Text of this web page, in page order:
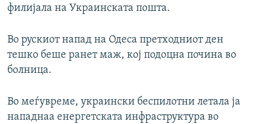
филијала на Украинската пошта.
Во рускиот напад на Одеса претходниот ден
тешко беше ранет маж, кој подоцна почина во
болница.
Во меѓувреме, украински беспилотни летала ја
нападнаа енергетската инфраструктура во